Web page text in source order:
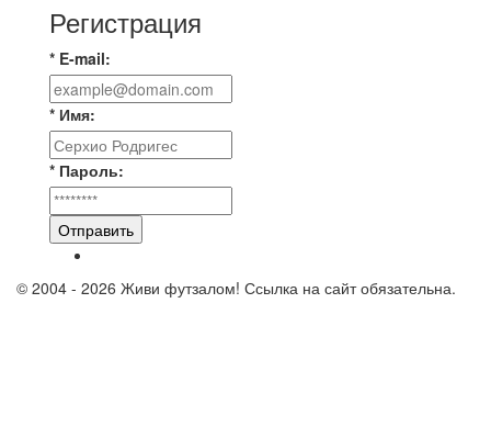
Регистрация
* E-mail:
* Имя:
* Пароль:
Отправить
© 2004 - 2026 Живи футзалом! Ссылка на сайт обязательна.